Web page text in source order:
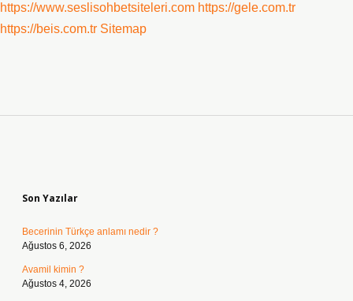
https://www.seslisohbetsiteleri.com https://gele.com.tr
https://beis.com.tr Sitemap
Son Yazılar
Becerinin Türkçe anlamı nedir ?
Ağustos 6, 2026
Avamil kimin ?
Ağustos 4, 2026